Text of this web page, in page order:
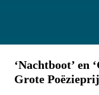
‘Nachtboot’ en
Grote